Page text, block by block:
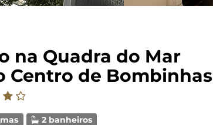
na Quadra do Mar
Centro de Bombinhas
2 banheiros